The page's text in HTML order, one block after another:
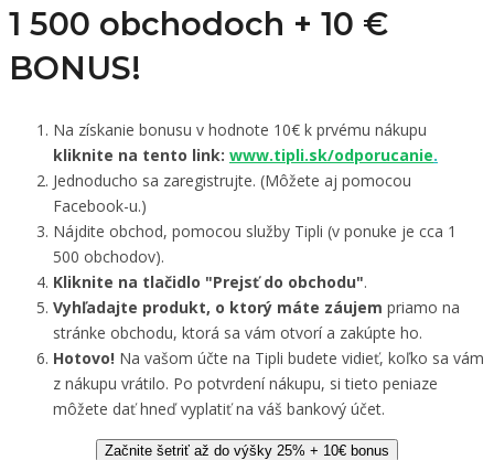
1 500 obchodoch + 10 €
BONUS!
Na získanie bonusu v hodnote 10€ k prvému nákupu
kliknite na tento link: www.tipli.sk/odporucanie.
Jednoducho sa zaregistrujte. (Môžete aj pomocou
Facebook-u.)
Nájdite obchod, pomocou služby Tipli (v ponuke je cca 1
500 obchodov).
Kliknite na tlačidlo "Prejsť do obchodu".
Vyhľadajte produkt, o ktorý máte záujem priamo na
stránke obchodu, ktorá sa vám otvorí a zakúpte ho.
Hotovo! Na vašom účte na Tipli budete vidieť, koľko sa vám
z nákupu vrátilo. Po potvrdení nákupu, si tieto peniaze
môžete dať hneď vyplatiť na váš bankový účet.
Začnite šetriť až do výšky 25% + 10€ bonus